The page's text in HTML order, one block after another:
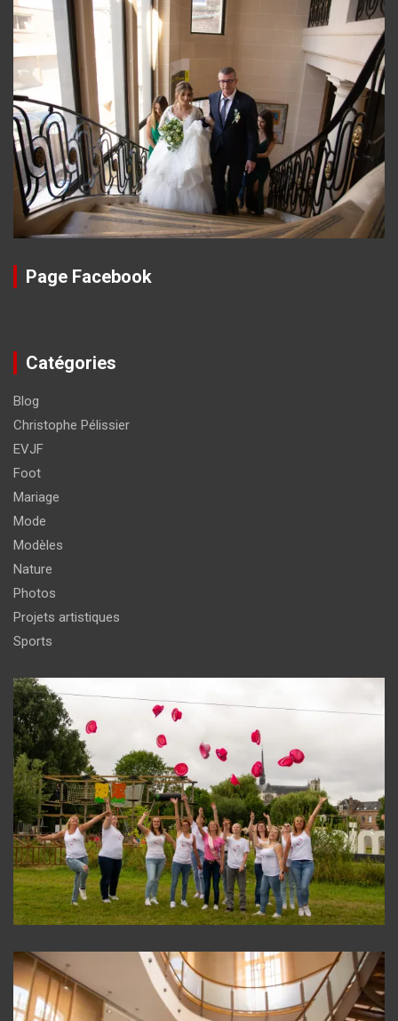
Page Facebook
Catégories
Blog
Christophe Pélissier
EVJF
Foot
Mariage
Mode
Modèles
Nature
Photos
Projets artistiques
Sports